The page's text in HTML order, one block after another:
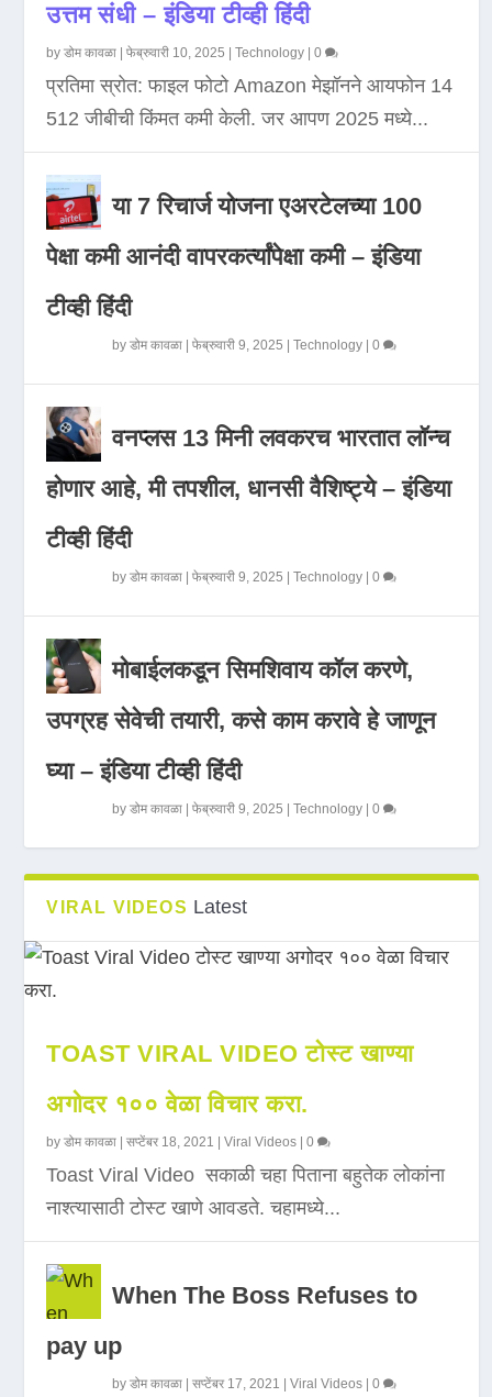
उत्तम संधी – इंडिया टीव्ही हिंदी
byडोम कावळा |फेब्रुवारी 10, 2025 |Technology |0
प्रतिमा स्रोत: फाइल फोटो Amazon मेझॉनने आयफोन 14
512 जीबीची किंमत कमी केली. जर आपण 2025 मध्ये...
या 7 रिचार्ज योजना एअरटेलच्या 100
पेक्षा कमी आनंदी वापरकर्त्यांपेक्षा कमी – इंडिया
टीव्ही हिंदी
byडोम कावळा |फेब्रुवारी 9, 2025 |Technology |0
वनप्लस 13 मिनी लवकरच भारतात लॉन्च
होणार आहे, मी तपशील, धानसी वैशिष्ट्ये – इंडिया
टीव्ही हिंदी
byडोम कावळा |फेब्रुवारी 9, 2025 |Technology |0
मोबाईलकडून सिमशिवाय कॉल करणे,
उपग्रह सेवेची तयारी, कसे काम करावे हे जाणून
घ्या – इंडिया टीव्ही हिंदी
byडोम कावळा |फेब्रुवारी 9, 2025 |Technology |0
VIRAL VIDEOS Latest
TOAST VIRAL VIDEO टोस्ट खाण्या
अगोदर १०० वेळा विचार करा.
byडोम कावळा |सप्टेंबर 18, 2021 |Viral Videos |0
Toast Viral Video सकाळी चहा पिताना बहुतेक लोकांना
नाश्त्यासाठी टोस्ट खाणे आवडते. चहामध्ये...
When The Boss Refuses to
pay up
byडोम कावळा |सप्टेंबर 17, 2021 |Viral Videos |0